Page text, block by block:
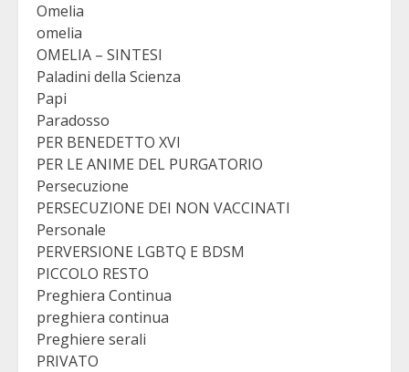
Omelia
omelia
OMELIA – SINTESI
Paladini della Scienza
Papi
Paradosso
PER BENEDETTO XVI
PER LE ANIME DEL PURGATORIO
Persecuzione
PERSECUZIONE DEI NON VACCINATI
Personale
PERVERSIONE LGBTQ E BDSM
PICCOLO RESTO
Preghiera Continua
preghiera continua
Preghiere serali
PRIVATO